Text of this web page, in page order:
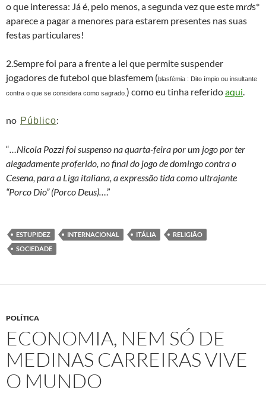
o que interessa: Já é, pelo menos, a segunda vez que este mrds*
aparece a pagar a menores para estarem presentes nas suas
festas particulares!
2.Sempre foi para a frente a lei que permite suspender
jogadores de futebol que blasfemem (blasfémia : Dito ímpio ou insultante
contra o que se considera como sagrado. ) como eu tinha referidoaqui.
no Público:
“…Nicola Pozzi foi suspenso na quarta-feira por um jogo por ter
alegadamente proferido, no final do jogo de domingo contra o
Cesena, para a Liga italiana, a expressão tida como ultrajante
“Porco Dio” (Porco Deus)….”
ESTUPIDEZ INTERNACIONAL ITÁLIA
RELIGIÃO
SOCIEDADE
POLÍTICA
ECONOMIA, NEM SÓ DE
MEDINAS CARREIRAS VIVE
O MUNDO